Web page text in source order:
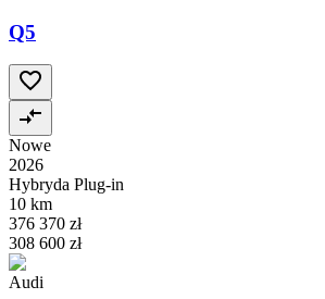
Q5
Nowe
2026
Hybryda Plug-in
10 km
376 370 zł
308 600 zł
Audi